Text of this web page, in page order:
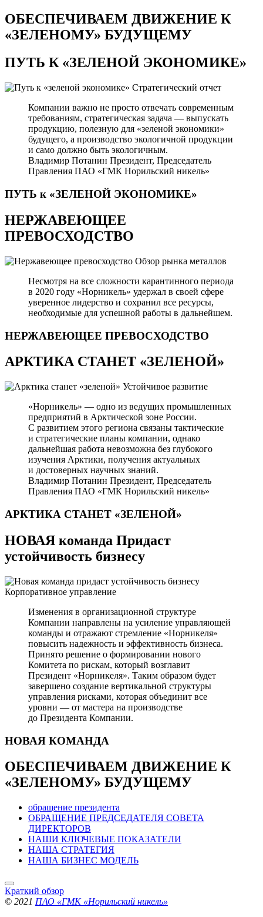
ОБЕСПЕЧИВАЕМ ДВИЖЕНИЕ К
«ЗЕЛЕНОМУ» БУДУЩЕМУ
ПУТЬ К«ЗЕЛЕНОЙ ЭКОНОМИКЕ»
Стратегический отчет
Компании важно не просто отвечать современным
требованиям, стратегическая задача — выпускать
продукцию, полезную для «зеленой экономики»
будущего, а производство экологичной продукции
и само должно быть экологичным.
Владимир Потанин Президент, Председатель
Правления ПАО «ГМК Норильский никель»
ПУТЬ к «ЗЕЛЕНОЙ ЭКОНОМИКЕ»
НЕРЖАВЕЮЩЕЕ
ПРЕВОСХОДСТВО
Обзор рынка металлов
Несмотря на все сложности карантинного периода
в 2020 году «Норникель» удержал в своей сфере
уверенное лидерство и сохранил все ресурсы,
необходимые для успешной работы в дальнейшем.
НЕРЖАВЕЮЩЕЕ ПРЕВОСХОДСТВО
АРКТИКА СТАНЕТ «ЗЕЛЕНОЙ»
Устойчивое развитие
«Норникель» — одно из ведущих промышленных
предприятий в Арктической зоне России.
С развитием этого региона связаны тактические
и стратегические планы компании, однако
дальнейшая работа невозможна без глубокого
изучения Арктики, получения актуальных
и достоверных научных знаний.
Владимир Потанин Президент, Председатель
Правления ПАО «ГМК Норильский никель»
АРКТИКА СТАНЕТ «ЗЕЛЕНОЙ»
НОВАЯ команда Придаст
устойчивость бизнесу
Корпоративное управление
Изменения в организационной структуре
Компании направлены на усиление управляющей
команды и отражают стремление «Норникеля»
повысить надежность и эффективность бизнеса.
Принято решение о формировании нового
Комитета по рискам, который возглавит
Президент «Норникеля». Таким образом будет
завершено создание вертикальной структуры
управления рисками, которая объединит все
уровни — от мастера на производстве
до Президента Компании.
НОВАЯ КОМАНДА
ОБЕСПЕЧИВАЕМ ДВИЖЕНИЕ К
«ЗЕЛЕНОМУ» БУДУЩЕМУ
обращение президента
ОБРАЩЕНИЕ ПРЕДСЕДАТЕЛЯ СОВЕТА
ДИРЕКТОРОВ
НАШИ КЛЮЧЕВЫЕ ПОКАЗАТЕЛИ
НАША СТРАТЕГИЯ
НАША БИЗНЕС МОДЕЛЬ
Краткий обзор
© 2021 ПАО «ГМК «Норильский никель»